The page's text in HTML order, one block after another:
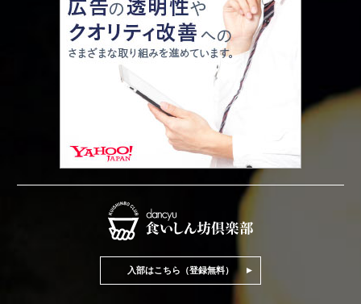
入部はこちら（登録無料）